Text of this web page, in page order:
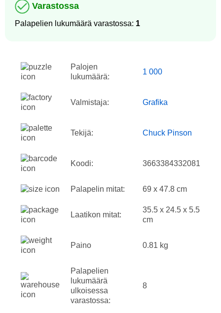
Varastossa
Palapelien lukumäärä varastossa: 1
Palojen
lukumäärä:
1 000
Valmistaja: Grafika
Tekijä: Chuck Pinson
Koodi: 3663384332081
Palapelin mitat: 69 x 47.8 cm
Laatikon mitat:
35.5 x 24.5 x 5.5
cm
Paino 0.81 kg
Palapelien
lukumäärä
ulkoisessa
varastossa:
8